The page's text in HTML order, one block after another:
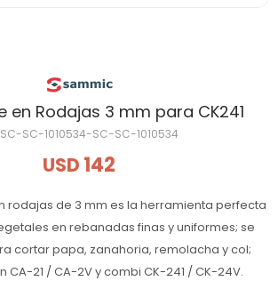
en Rodajas 3 mm para CK241
SC-SC-1010534-SC-SC-1010534
USD 142
rodajas de 3 mm es la herramienta perfecta
en rebanadas finas y uniformes; se
cortar papa, zanahoria, remolacha y col;
21 / CA-2V y combi CK-241 / CK-24V.